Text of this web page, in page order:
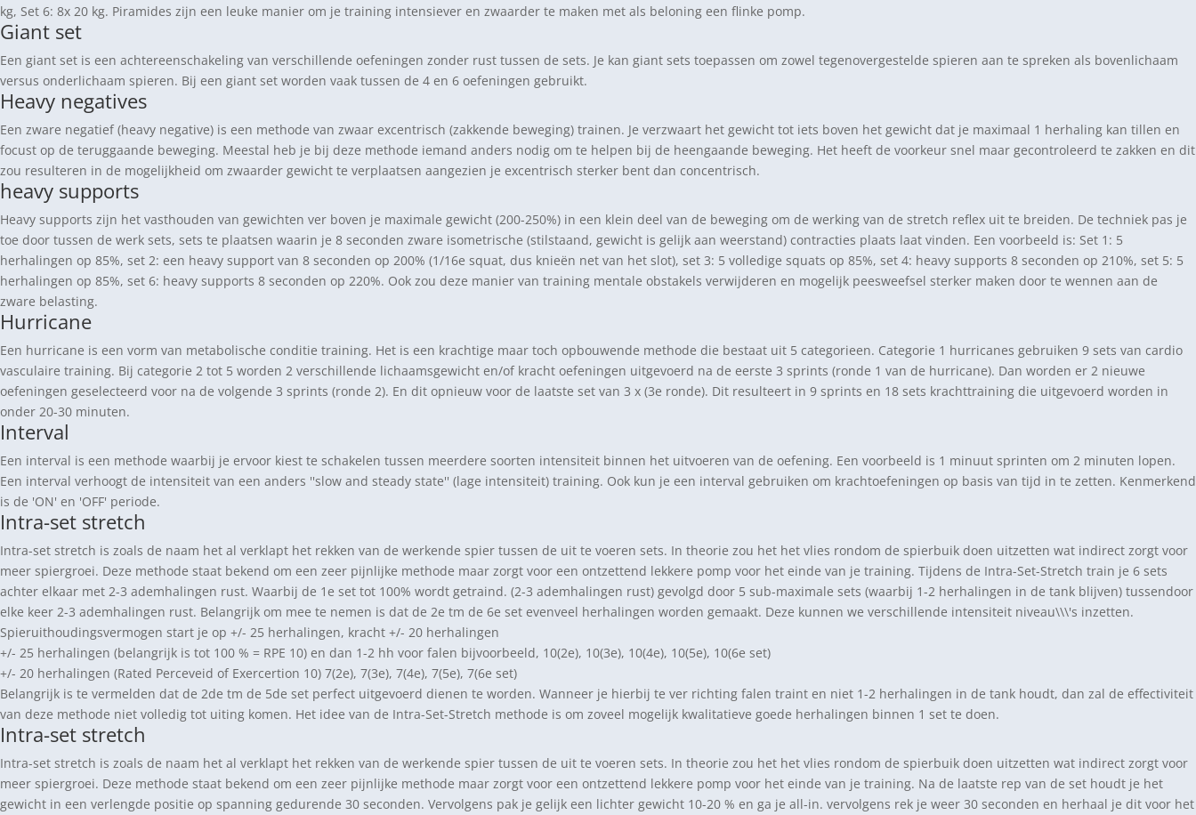
kg, Set 6: 8x 20 kg. Piramides zijn een leuke manier om je training intensiever en zwaarder te maken met als beloning een flinke pomp.
Giant set
Een giant set is een achtereenschakeling van verschillende oefeningen zonder rust tussen de sets. Je kan giant sets toepassen om zowel tegenovergestelde spieren aan te spreken als bovenlichaam
versus onderlichaam spieren. Bij een giant set worden vaak tussen de 4 en 6 oefeningen gebruikt.
Heavy negatives
Een zware negatief (heavy negative) is een methode van zwaar excentrisch (zakkende beweging) trainen. Je verzwaart het gewicht tot iets boven het gewicht dat je maximaal 1 herhaling kan tillen en
focust op de teruggaande beweging. Meestal heb je bij deze methode iemand anders nodig om te helpen bij de heengaande beweging. Het heeft de voorkeur snel maar gecontroleerd te zakken en dit
zou resulteren in de mogelijkheid om zwaarder gewicht te verplaatsen aangezien je excentrisch sterker bent dan concentrisch.
heavy supports
Heavy supports zijn het vasthouden van gewichten ver boven je maximale gewicht (200-250%) in een klein deel van de beweging om de werking van de stretch reflex uit te breiden. De techniek pas je
toe door tussen de werk sets, sets te plaatsen waarin je 8 seconden zware isometrische (stilstaand, gewicht is gelijk aan weerstand) contracties plaats laat vinden. Een voorbeeld is: Set 1: 5
herhalingen op 85%, set 2: een heavy support van 8 seconden op 200% (1/16e squat, dus knieën net van het slot), set 3: 5 volledige squats op 85%, set 4: heavy supports 8 seconden op 210%, set 5: 5
herhalingen op 85%, set 6: heavy supports 8 seconden op 220%. Ook zou deze manier van training mentale obstakels verwijderen en mogelijk peesweefsel sterker maken door te wennen aan de
zware belasting.
Hurricane
Een hurricane is een vorm van metabolische conditie training. Het is een krachtige maar toch opbouwende methode die bestaat uit 5 categorieen. Categorie 1 hurricanes gebruiken 9 sets van cardio
vasculaire training. Bij categorie 2 tot 5 worden 2 verschillende lichaamsgewicht en/of kracht oefeningen uitgevoerd na de eerste 3 sprints (ronde 1 van de hurricane). Dan worden er 2 nieuwe
oefeningen geselecteerd voor na de volgende 3 sprints (ronde 2). En dit opnieuw voor de laatste set van 3 x (3e ronde). Dit resulteert in 9 sprints en 18 sets krachttraining die uitgevoerd worden in
onder 20-30 minuten.
Interval
Een interval is een methode waarbij je ervoor kiest te schakelen tussen meerdere soorten intensiteit binnen het uitvoeren van de oefening. Een voorbeeld is 1 minuut sprinten om 2 minuten lopen.
Een interval verhoogt de intensiteit van een anders ''slow and steady state'' (lage intensiteit) training. Ook kun je een interval gebruiken om krachtoefeningen op basis van tijd in te zetten. Kenmerkend
is de 'ON' en 'OFF' periode.
Intra-set stretch
Intra-set stretch is zoals de naam het al verklapt het rekken van de werkende spier tussen de uit te voeren sets. In theorie zou het het vlies rondom de spierbuik doen uitzetten wat indirect zorgt voor
meer spiergroei. Deze methode staat bekend om een zeer pijnlijke methode maar zorgt voor een ontzettend lekkere pomp voor het einde van je training. Tijdens de Intra-Set-Stretch train je 6 sets
achter elkaar met 2-3 ademhalingen rust. Waarbij de 1e set tot 100% wordt getraind. (2-3 ademhalingen rust) gevolgd door 5 sub-maximale sets (waarbij 1-2 herhalingen in de tank blijven) tussendoor
elke keer 2-3 ademhalingen rust. Belangrijk om mee te nemen is dat de 2e tm de 6e set evenveel herhalingen worden gemaakt. Deze kunnen we verschillende intensiteit niveau\\\'s inzetten.
Spieruithoudingsvermogen start je op +/- 25 herhalingen, kracht +/- 20 herhalingen
+/- 25 herhalingen (belangrijk is tot 100 % = RPE 10) en dan 1-2 hh voor falen bijvoorbeeld, 10(2e), 10(3e), 10(4e), 10(5e), 10(6e set)
+/- 20 herhalingen (Rated Perceveid of Exercertion 10) 7(2e), 7(3e), 7(4e), 7(5e), 7(6e set)
Belangrijk is te vermelden dat de 2de tm de 5de set perfect uitgevoerd dienen te worden. Wanneer je hierbij te ver richting falen traint en niet 1-2 herhalingen in de tank houdt, dan zal de effectiviteit
van deze methode niet volledig tot uiting komen. Het idee van de Intra-Set-Stretch methode is om zoveel mogelijk kwalitatieve goede herhalingen binnen 1 set te doen.
Intra-set stretch
Intra-set stretch is zoals de naam het al verklapt het rekken van de werkende spier tussen de uit te voeren sets. In theorie zou het het vlies rondom de spierbuik doen uitzetten wat indirect zorgt voor
meer spiergroei. Deze methode staat bekend om een zeer pijnlijke methode maar zorgt voor een ontzettend lekkere pomp voor het einde van je training. Na de laatste rep van de set houdt je het
gewicht in een verlengde positie op spanning gedurende 30 seconden. Vervolgens pak je gelijk een lichter gewicht 10-20 % en ga je all-in. vervolgens rek je weer 30 seconden en herhaal je dit voor het